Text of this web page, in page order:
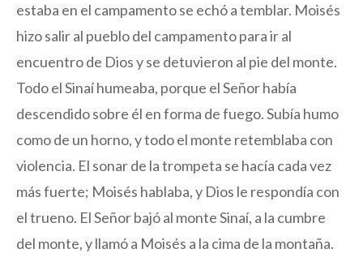
estaba en el campamento se echó a temblar. Moisés
hizo salir al pueblo del campamento para ir al
encuentro de Dios y se detuvieron al pie del monte.
Todo el Sinaí humeaba, porque el Señor había
descendido sobre él en forma de fuego. Subía humo
como de un horno, y todo el monte retemblaba con
violencia. El sonar de la trompeta se hacía cada vez
más fuerte; Moisés hablaba, y Dios le respondía con
el trueno. El Señor bajó al monte Sinaí, a la cumbre
del monte, y llamó a Moisés a la cima de la montaña.